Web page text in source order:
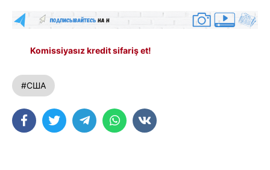
Komissiyasız kredit sifariş et!
#США